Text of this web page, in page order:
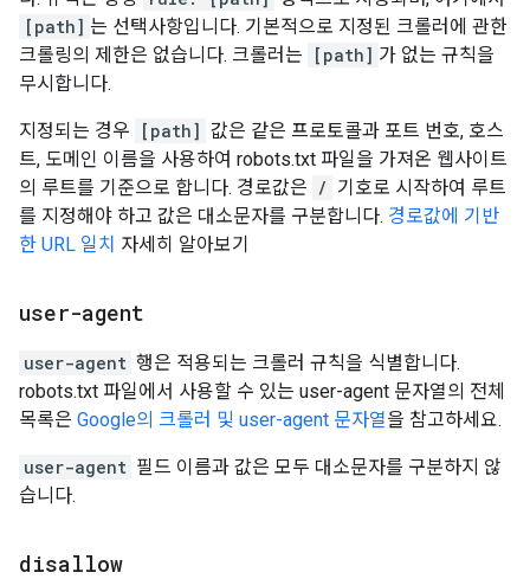
[path] 는 선택사항입니다. 기본적으로 지정된 크롤러에 관한
크롤링의 제한은 없습니다. 크롤러는
[path] 가 없는 규칙을
무시합니다.
지정되는 경우 [path] 값은 같은 프로토콜과 포트 번호, 호스
트, 도메인 이름을 사용하여 robots.txt 파일을 가져온 웹사이트
의 루트를 기준으로 합니다. 경로값은 / 기호로 시작하여 루트
를 지정해야 하고 값은 대소문자를 구분합니다. 경로값에 기반
한 URL 일치 자세히 알아보기
user-agent
user-agent 행은 적용되는 크롤러 규칙을 식별합니다.
robots.txt 파일에서 사용할 수 있는 user-agent 문자열의 전체
목록은 Google의 크롤러 및 user-agent 문자열을 참고하세요.
user-agent 필드 이름과 값은 모두 대소문자를 구분하지 않
습니다.
disallow